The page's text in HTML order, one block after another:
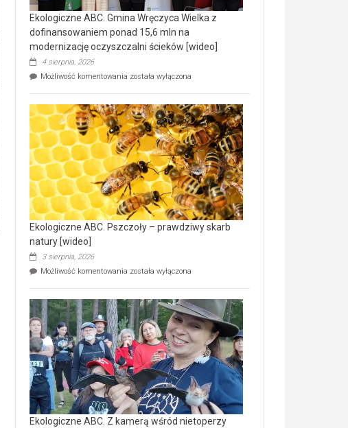
Ekologiczne ABC. Gmina Wręczyca Wielka z
dofinansowaniem ponad 15,6 mln na
modernizację oczyszczalni ścieków [wideo]
4 sierpnia, 2026
Możliwość komentowania Ekologiczne
Wręczyca
Wielka
z
dofinansowaniem
ponad
15,6
mln
na
modernizację
oczyszczalni
ścieków
[wideo]
została wyłączona
Ekologiczne ABC. Pszczoły – prawdziwy skarb
natury [wideo]
3 sierpnia, 2026
Możliwość komentowania Ekologiczne
–
prawdziwy
skarb
natury
[wideo]
została wyłączona
Ekologiczne ABC. Z kamerą wśród nietoperzy